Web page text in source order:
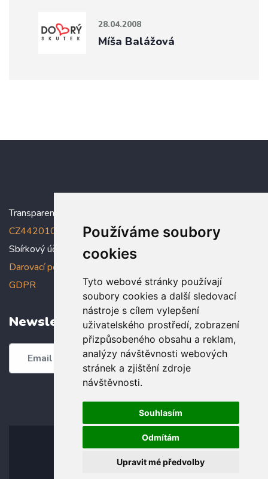
Používáme soubory
cookies
Tyto webové stránky používají
soubory cookies a další sledovací
nástroje s cílem vylepšení
uživatelského prostředí, zobrazení
přizpůsobeného obsahu a reklam,
analýzy návštěvnosti webových
stránek a zjištění zdroje
návštěvnosti.
Souhlasím
Odmítám
Upravit mé předvolby
28.04.2008
Míša Balážová
Transparentní účet:
CZ4420100000005005005006
Sbírkový účet: 5005005022/2010
Darovací podmínky
GDPR
Newsletter
Odebírat